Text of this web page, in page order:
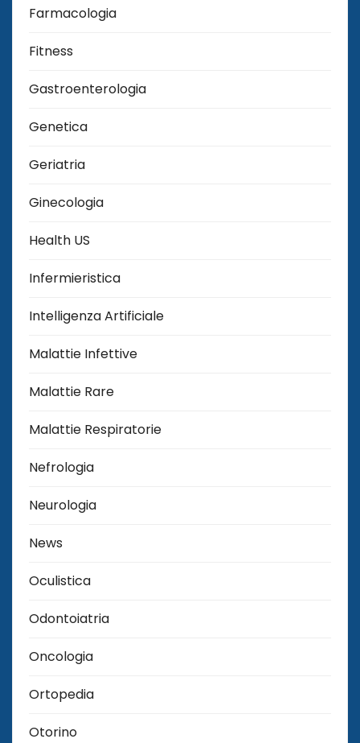
Farmacologia
Fitness
Gastroenterologia
Genetica
Geriatria
Ginecologia
Health US
Infermieristica
Intelligenza Artificiale
Malattie Infettive
Malattie Rare
Malattie Respiratorie
Nefrologia
Neurologia
News
Oculistica
Odontoiatria
Oncologia
Ortopedia
Otorino